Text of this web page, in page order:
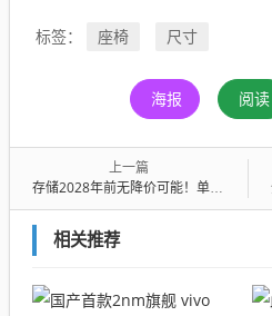
标签： 座椅 尺寸
海报 阅读
上一篇
存储2028年前无降价可能！单季还要涨50%
相关推荐